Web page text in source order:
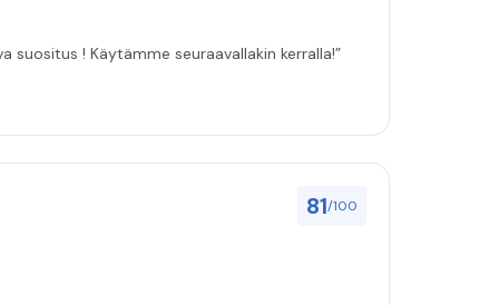
asenuksille pitivät, joten vahva suositus ! Käytämme seuraavallakin kerralla!”
81/100